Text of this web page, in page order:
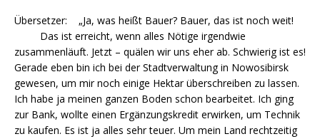
Übersetzer: „Ja, was heißt Bauer? Bauer, das ist noch weit!
Das ist erreicht, wenn alles Nötige irgendwie
zusammenläuft. Jetzt – quälen wir uns eher ab. Schwierig ist es!
Gerade eben bin ich bei der Stadtverwaltung in Nowosibirsk
gewesen, um mir noch einige Hektar überschreiben zu lassen.
Ich habe ja meinen ganzen Boden schon bearbeitet. Ich ging
zur Bank, wollte einen Ergänzungskredit erwirken, um Technik
zu kaufen. Es ist ja alles sehr teuer. Um mein Land rechtzeitig